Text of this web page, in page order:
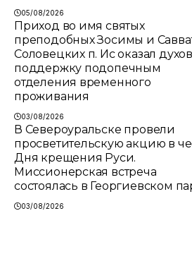
05/08/2026
Приход во имя святых
преподобных Зосимы и
Соловецких п. Ис оказал
поддержку подопечным
отделения временного
проживания
03/08/2026
В Североуральске провели
просветительскую акцию в
Дня крещения Руси.
Миссионерская встреча
состоялась в Георгиевском
03/08/2026